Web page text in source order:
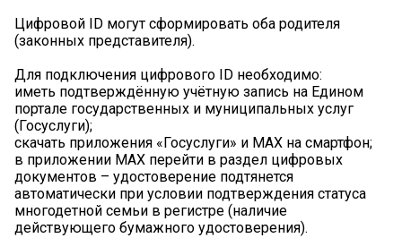
Цифровой ID могут сформировать оба родителя
(законных представителя).
Для подключения цифрового ID необходимо:
иметь подтверждённую учётную запись на Едином
портале государственных и муниципальных услуг
(Госуслуги);
скачать приложения «Госуслуги» и MAX на смартфон;
в приложении MAX перейти в раздел цифровых
документов – удостоверение подтянется
автоматически при условии подтверждения статуса
многодетной семьи в регистре (наличие
действующего бумажного удостоверения).